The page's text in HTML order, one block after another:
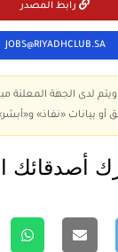
رابط المصدر
JOBS@RIYADHCLUB.SA
ويتم لدى الجهة المعلنة
أو بيانات «نفاذ»
أصدقائك